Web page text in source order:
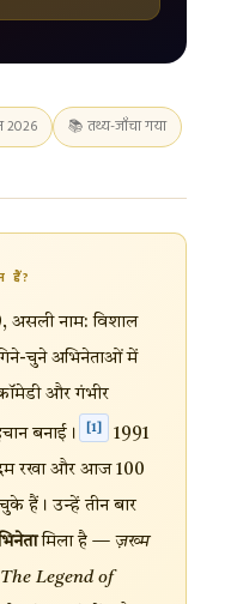
2026
📚 तथ्य-जाँचा गया
हैं?
असली नाम: विशाल
चुने अभिनेताओं में
और गंभीर
बनाई। [1]
1991
रखा और आज 100
हैं। उन्हें तीन बार
मिला है — ज़ख्म
The Legend of